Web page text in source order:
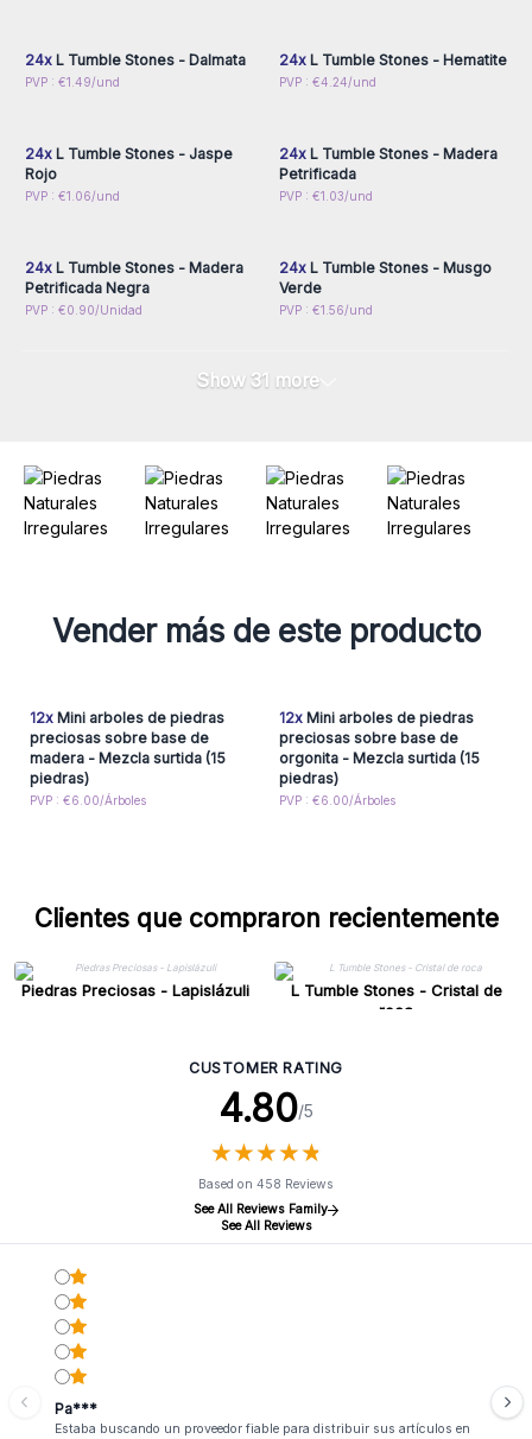
24xL Tumble Stones - Dalmata
PVP : €1.49/und
24xL Tumble Stones - Hematite
PVP : €4.24/und
Inicie sesión o regístrese
24xL Tumble Stones - Jaspe
Rojo
PVP : €1.06/und
Inicie sesión o regístrese
24xL Tumble Stones - Madera
Petrificada
PVP : €1.03/und
Inicie sesión o regístrese
24xL Tumble Stones - Madera
Petrificada Negra
PVP : €0.90/Unidad
Inicie sesión o regístrese
24xL Tumble Stones - Musgo
Verde
PVP : €1.56/und
Show 31 more
Vender más de este producto
12xMini arboles de piedras
preciosas sobre base de
madera - Mezcla surtida (15
piedras)
PVP : €6.00/Árboles
12xMini arboles de piedras
preciosas sobre base de
orgonita - Mezcla surtida (15
piedras)
PVP : €6.00/Árboles
Clientes que compraron recientemente
Piedras Preciosas - Lapislázuli
L Tumble Stones - Cristal de
roca
CUSTOMER RATING
4.80/5
★★★★★
★★★★★
Based on 458 Reviews
See All Reviews Family
See All Reviews
Pa***
Estaba buscando un proveedor fiable para distribuir sus artículos en